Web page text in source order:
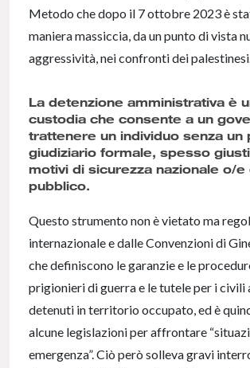
Metodo che dopo il 7 ottobre 2023 è
maniera massiccia, da un punto di vista
aggressività, nei confronti dei
La detenzione amministrativa è
custodia che consente a un
trattenere un individuo senza un
giudiziario formale, spesso
motivi di sicurezza nazionale o/e
pubblico.
Questo strumento non è vietato ma
internazionale e dalle Convenzioni di
che definiscono le garanzie e le
prigionieri di guerra e le tutele per i civili
detenuti in territorio occupato, ed è
alcune legislazioni per affrontare
emergenza”. Ciò però solleva gravi